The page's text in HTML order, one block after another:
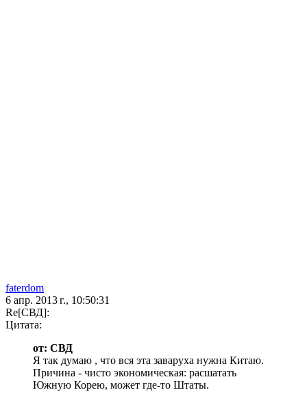
faterdom
6 апр. 2013 г., 10:50:31
Re[СВД]:
Цитата:
от: СВД
Я так думаю , что вся эта заваруха нужна Китаю.
Причина - чисто экономическая: расшатать
Южную Корею, может где-то Штаты.